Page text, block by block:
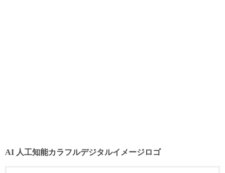
AI 人工知能カラフルデジタルイメージロゴ